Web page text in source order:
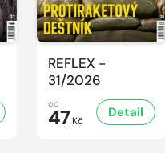
REFLEX -
31/2026
od
47 Kč
Detail